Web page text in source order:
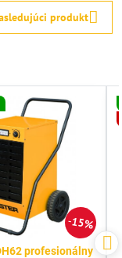
produkt
15%
profesionálny